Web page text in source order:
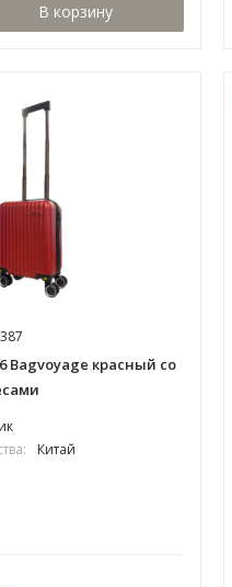
В корзину
Bagvoyage красный со
Китай